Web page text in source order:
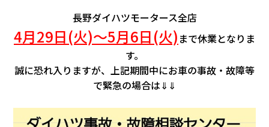
長野ダイハツモータース全店
4月29日(火)～5月6日(火) まで休業となりま
す。
誠に恐れ入りますが、上記期間中にお車の事故・故障等
で緊急の場合は⇓⇓